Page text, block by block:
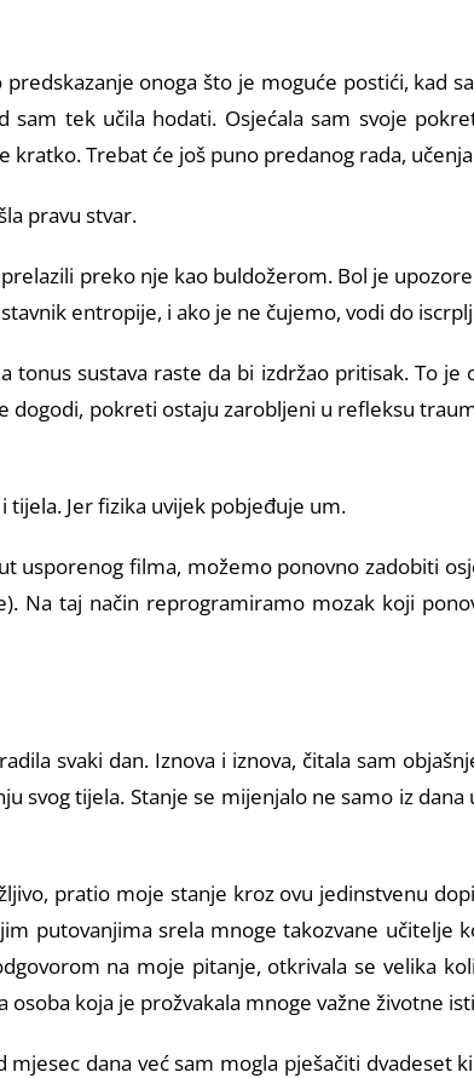
onoga što je moguće postići, kad
tek učila hodati. Osjećala sam svoje
kratko. Trebat će još puno predanog rada,
pravu stvar.
preko nje kao buldožerom. Bol je
entropije, i ako je ne čujemo, vodi do
tonus sustava raste da bi izdržao pritisak. To
dogodi, pokreti ostaju zarobljeni u refleksu
Jer fizika uvijek pobjeđuje um.
usporenog filma, možemo ponovno zadobiti
Na taj način reprogramiramo mozak koji
svaki dan. Iznova i iznova, čitala sam
svog tijela. Stanje se mijenjalo ne samo iz
pratio moje stanje kroz ovu jedinstvenu
putovanjima srela mnoge takozvane učitelje
na moje pitanje, otkrivala se velika
koja je prožvakala mnoge važne životne
dana već sam mogla pješačiti dvadeset